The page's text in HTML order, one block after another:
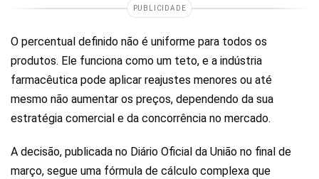
PUBLICIDADE
O percentual definido não é uniforme para todos os
produtos. Ele funciona como um teto, e a indústria
farmacêutica pode aplicar reajustes menores ou até
mesmo não aumentar os preços, dependendo da sua
estratégia comercial e da concorrência no mercado.
A decisão, publicada no Diário Oficial da União no final de
março, segue uma fórmula de cálculo complexa que